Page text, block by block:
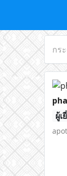
กร
ผู้เ